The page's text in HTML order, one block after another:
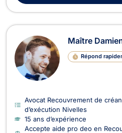
Maître
Répond
Avocat Recouvrement de
d’exécution Nivelles
15 ans d’expérience
Accepte aide pro deo en